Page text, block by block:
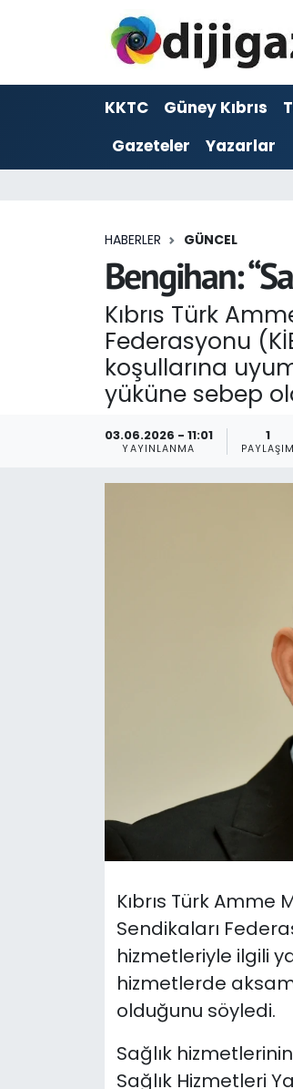
KKTC Güney Kıbrıs
Gazeteler
Yazarlar
HABERLER GÜNCEL
Bengihan:
Kıbrıs Türk
Federasyonu
koşullarına
yüküne sebep
03.06.2026 - 11:01
YAYINLANMA
1
PAYLAŞIM
Kıbrıs Türk Amme
Sendikaları
hizmetleriyle ilgili
hizmetlerde
olduğunu söyledi.
Sağlık
Sağlık Hizmetleri
ADVERTORIAL
Dijigazete
Foto Galeri
Güncel
Gündem
SAĞLIK
Teknoloji
Video Galeri
Hava Durumu
Trafik Durumu
Haber Arşivi